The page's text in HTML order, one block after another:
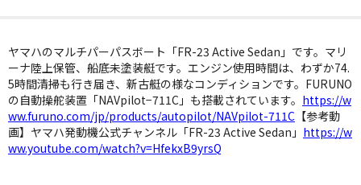
ヤマハのマルチパーパスボート「FR-23 Active Sedan」です。マリ
ーナ陸上保管、船底未塗装艇です。エンジン使用時間は、わずか74.
5時間清掃も行き届き、新古艇の様なコンディションです。FURUNO
の自動操舵装置「NAVpilot−711C」も搭載されています。 https://w
ww.furuno.com/jp/products/autopilot/NAVpilot-711C 【参考動
画】ヤマハ発動機公式チャンネル「FR-23 Active Sedan」 https://w
ww.youtube.com/watch?v=HfekxB9yrsQ